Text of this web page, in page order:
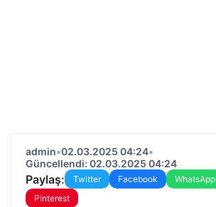
admin•02.03.2025 04:24•
Güncellendi: 02.03.2025 04:24
Paylaş: Twitter Facebook WhatsApp
Pinterest